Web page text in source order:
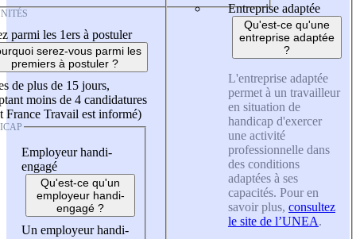
parmi les 1ers à postuler
serez-vous parmi les
premiers à postuler ?
de plus de 15 jours,
moins de 4 candidatures
France Travail est informé)
Employeur handi-
engagé
Qu'est-ce qu'un
employeur handi-
engagé ?
Un employeur handi-
Entreprise adaptée
Qu'est-ce qu'une
entreprise adaptée
?
L'entreprise adaptée
permet à un travailleur
en situation de
handicap d'exercer
une activité
professionnelle dans
des conditions
adaptées à ses
capacités. Pour en
savoir plus, consultez
le site de l’UNEA.